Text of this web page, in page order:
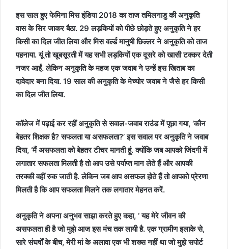
इस साल हुए फेमिना मिस इंडिया 2018 का ताज तमिलनाडु की अनुकृति
वास के सिर जाकर बैठा. 29 लड़कियों को पीछे छोड़ते हुए अनुकृति ने हर
किसी का दिल जीत लिया और मिस वर्ल्‍ड मानुषी छिल्‍लर ने अनुकृति को ताज
पहनाया. यूं तो खूबसूरती में यह सभी लड़कियों एक दूसरे को खासी टक्‍कर देती
नजर आईं. लेकिन अनुकृति के महज एक जवाब ने उन्हें इस खिताब का
दावेदार बना दिया. 19 साल की अनुकृति के मेच्‍योर जवाब ने जैसे हर किसी
का दिल जीत लिया.
कॉलेज में पढ़ाई कर रहीं अनुकृति से सवाल-जवाब राउंड में पूछा गया, ‘कौन
बेहतर शिक्षक है? सफलता या असफलता?’ इस सवाल पर अनुकृति ने जवाब
दिया, ‘मैं असफलता को बेहतर टीचर मानती हूं. क्‍योंकि जब आपको जिंदगी में
लगातार सफलता मिलती है तो आप उसे पर्याप्‍त मान लेते हैं और आपकी
तरक्‍की वहीं रुक जाती है. लेकिन जब आप असफल होते हैं तो आपको प्रेरणा
मिलती है कि आप सफलता मिलने तक लगातार मेहनत करें.
अनुकृति ने अपना अनुभव साझा करते हुए कहा, ‘ यह मेरे जीवन की
असफलता ही है जो मुझे आज इस मंच तक लायी है. एक ग्रामीण इलाके से,
सारे संघर्षों के बीच, मेरी मां के अलावा एक भी शख्‍स नहीं था जो मुझे सपोर्ट